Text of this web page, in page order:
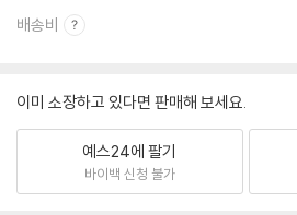
배송비
이미 소장하고 있다면 판매해 보세요.
예스24에 팔기
바이백 신청 불가